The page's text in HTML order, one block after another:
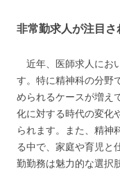
非常勤求人が注目さ
近年、医師求人にお
す。特に精神科の分野
められるケースが増え
化に対する時代の変化
られます。また、精神
る中で、家庭や育児と
勤勤務は魅力的な選択